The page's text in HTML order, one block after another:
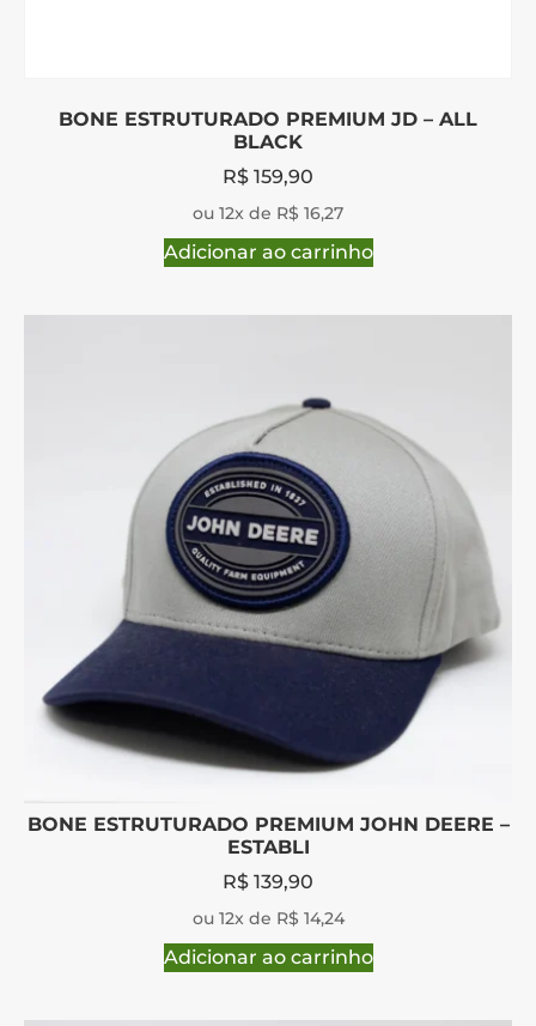
BONE ESTRUTURADO PREMIUM JD – ALL
BLACK
R$ 159,90
ou 12x de R$ 16,27
Adicionar ao carrinho
BONE ESTRUTURADO PREMIUM JOHN DEERE –
ESTABLI
R$ 139,90
ou 12x de R$ 14,24
Adicionar ao carrinho